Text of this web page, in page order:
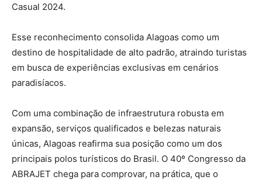
Casual 2024.
Esse reconhecimento consolida Alagoas como um
destino de hospitalidade de alto padrão, atraindo turistas
em busca de experiências exclusivas em cenários
paradisíacos.
Com uma combinação de infraestrutura robusta em
expansão, serviços qualificados e belezas naturais
únicas, Alagoas reafirma sua posição como um dos
principais polos turísticos do Brasil. O 40º Congresso da
ABRAJET chega para comprovar, na prática, que o